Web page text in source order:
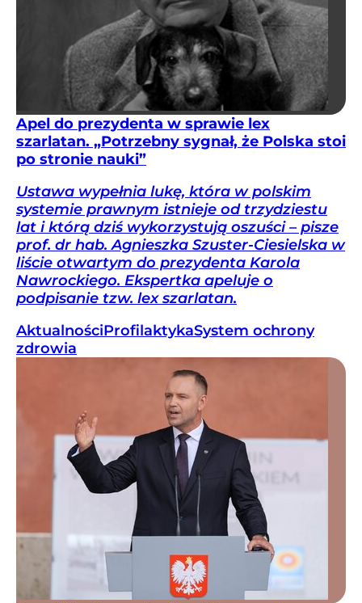
Apel do prezydenta w sprawie lex
szarlatan. „Potrzebny sygnał, że Polska stoi
po stronie nauki”
Ustawa wypełnia lukę, która w polskim
systemie prawnym istnieje od trzydziestu
lat i którą dziś wykorzystują oszuści – pisze
prof. dr hab. Agnieszka Szuster-Ciesielska w
liście otwartym do prezydenta Karola
Nawrockiego. Ekspertka apeluje o
podpisanie tzw. lex szarlatan.
AktualnościProfilaktykaSystem ochrony
zdrowia